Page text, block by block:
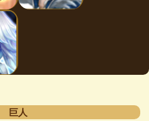
巨人